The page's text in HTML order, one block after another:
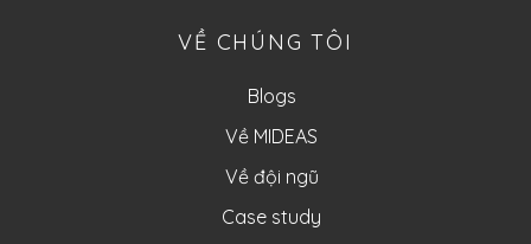
VỀ CHÚNG TÔI
Blogs
Về MIDEAS
Về đội ngũ
Case study